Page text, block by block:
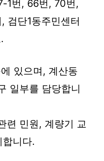
1번, 66번, 70번,
검단1동주민센터
있으며, 계산동
일부를 담당합니
련 민원, 계량기 교
니다.